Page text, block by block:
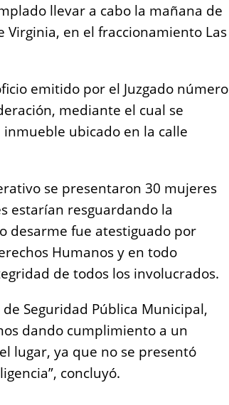
llevar a cabo la mañana de
Virginia, en el fraccionamiento Las
emitido por el Juzgado número
mediante el cual se
ubicado en la calle
se presentaron 30 mujeres
estarían resguardando la
desarme fue atestiguado por
Humanos y en todo
de todos los involucrados.
Seguridad Pública Municipal,
dando cumplimiento a un
lugar, ya que no se presentó
concluyó.